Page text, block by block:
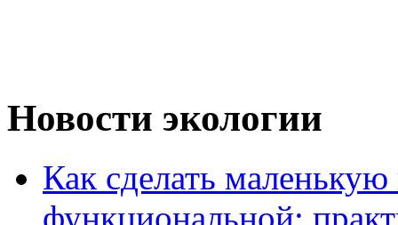
Новости экологии
Как сделать